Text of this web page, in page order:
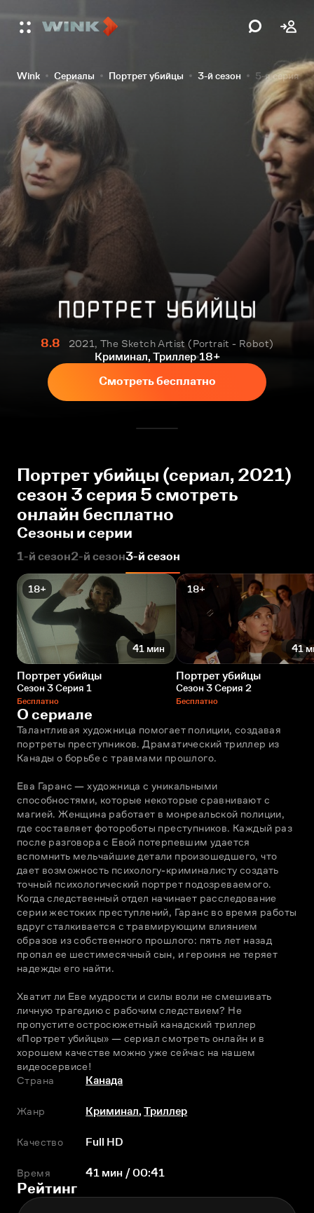
Wink Сериалы Портрет убийцы 3-й сезон 5-я серия
8.8
2021, The Sketch Artist (Portrait - Robot)
Криминал, Триллер 18+
Смотреть бесплатно
Портрет убийцы (сериал, 2021)
сезон 3 серия 5 смотреть
онлайн бесплатно
Сезоны и серии
1-й сезон2-й сезон3-й сезон
18+
41 мин
Портрет убийцы
Сезон 3 Серия 1
Бесплатно
18+
41
Портрет убийцы
Сезон 3 Серия 2
Бесплатно
О сериале
Талантливая художница помогает полиции, создавая
портреты преступников. Драматический триллер из
Канады о борьбе с травмами прошлого.
Ева Гаранс — художница с уникальными
способностями, которые некоторые сравнивают с
магией. Женщина работает в монреальской полиции,
где составляет фотороботы преступников. Каждый раз
после разговора с Евой потерпевшим удается
вспомнить мельчайшие детали произошедшего, что
дает возможность психологу-криминалисту создать
точный психологический портрет подозреваемого.
Когда следственный отдел начинает расследование
серии жестоких преступлений, Гаранс во время работы
вдруг сталкивается с травмирующим влиянием
образов из собственного прошлого: пять лет назад
пропал ее шестимесячный сын, и героиня не теряет
надежды его найти.
Хватит ли Еве мудрости и силы воли не смешивать
личную трагедию с рабочим следствием? Не
пропустите остросюжетный канадский триллер
«Портрет убийцы» — сериал смотреть онлайн и в
хорошем качестве можно уже сейчас на нашем
видеосервисе!
Страна
Канада
Жанр Криминал,Триллер
Качество Full HD
Время 41 мин / 00:41
Рейтинг